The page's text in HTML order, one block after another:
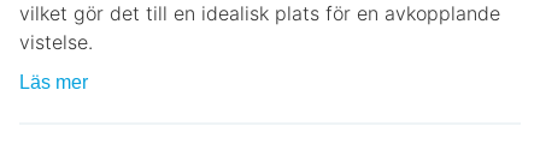
vilket gör det till en idealisk plats för en avkopplande
vistelse.
Läs mer